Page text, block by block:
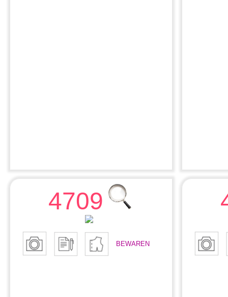
4709
BEWAREN